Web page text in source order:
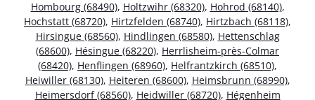
Hombourg (68490), Holtzwihr (68320), Hohrod (68140),
Hochstatt (68720), Hirtzfelden (68740), Hirtzbach (68118),
Hirsingue (68560), Hindlingen (68580), Hettenschlag
(68600), Hésingue (68220), Herrlisheim-près-Colmar
(68420), Henflingen (68960), Helfrantzkirch (68510),
Heiwiller (68130), Heiteren (68600), Heimsbrunn (68990),
Heimersdorf (68560), Heidwiller (68720), Hégenheim